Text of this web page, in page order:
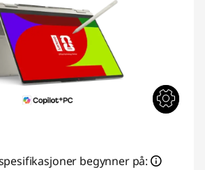
begynner på: